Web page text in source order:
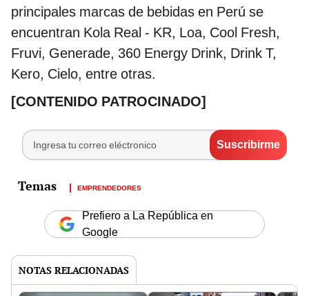
principales marcas de bebidas en Perú se
encuentran Kola Real - KR, Loa, Cool Fresh,
Fruvi, Generade, 360 Energy Drink, Drink T,
Kero, Cielo, entre otras.
[CONTENIDO PATROCINADO]
EMPRENDEDORES
Prefiero a La República en
Google
NOTAS RELACIONADAS